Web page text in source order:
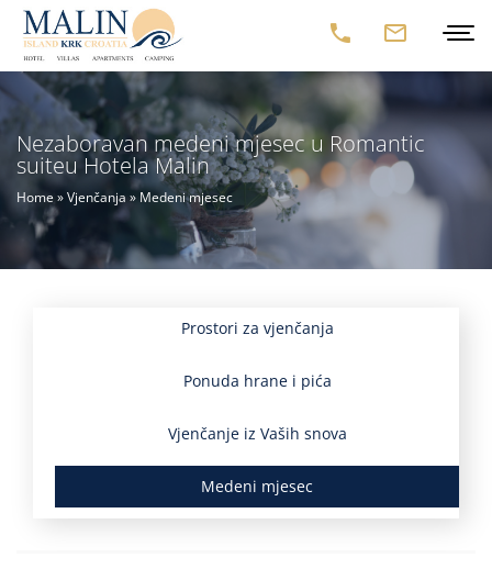
Nezaboravan medeni mjesec u Romantic
suiteu Hotela Malin
Home»Vjenčanja » Medeni mjesec
Prostori za vjenčanja
Ponuda hrane i pića
Vjenčanje iz Vaših snova
Medeni mjesec